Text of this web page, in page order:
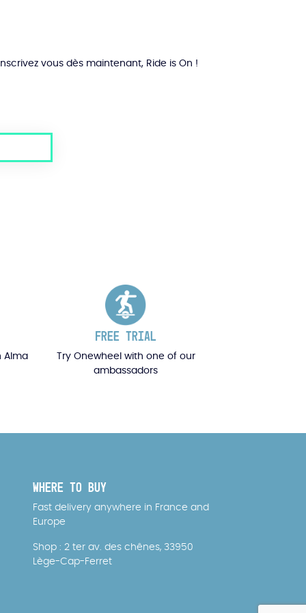
vous dès maintenant, Ride is On !
Alma
FREE TRIAL
Try Onewheel with one of our
ambassadors
WHERE TO BUY
Fast delivery anywhere in France and
Europe
Shop : 2 ter av. des chênes, 33950
Lège-Cap-Ferret